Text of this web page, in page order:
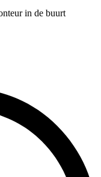
in de buurt